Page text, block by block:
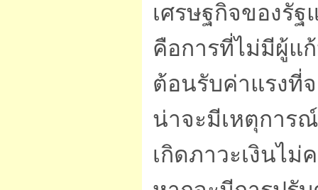
เศรษฐกิจของรั
คือการที่ไม่มีผู้แ
ต้อนรับค่าแรงที่
น่าจะมีเหตุการ
เกิดภาวะเงินไ